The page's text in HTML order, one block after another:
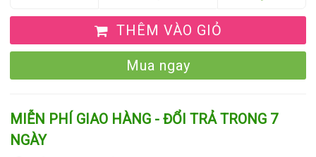
THÊM VÀO GIỎ
Mua ngay
MIỄN PHÍ GIAO HÀNG - ĐỔI TRẢ TRONG 7
NGÀY